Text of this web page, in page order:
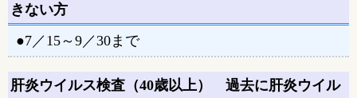
きない方
●7／15～9／30まで
肝炎ウイルス検査（40歳以上） 過去に肝炎ウイル